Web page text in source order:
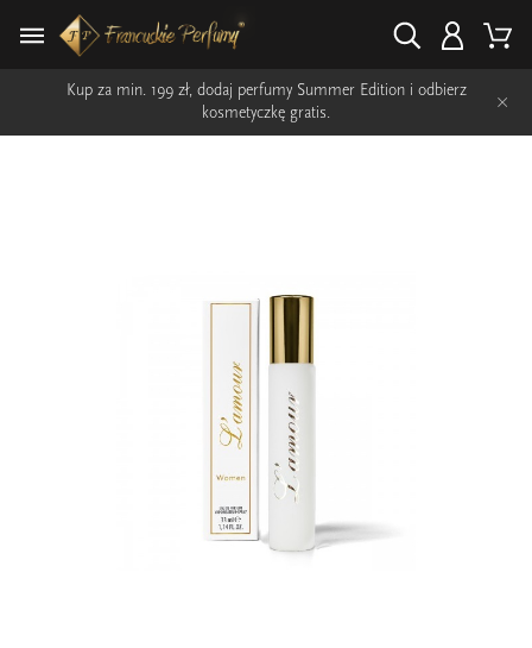
Kup za min. 199 zł, dodaj perfumy Summer Edition i odbierz
kosmetyczkę gratis.
×